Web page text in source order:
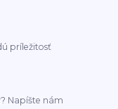
príležitosť
Napíšte nám